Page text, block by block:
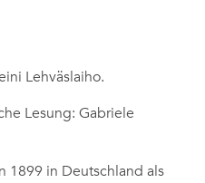
Lehväslaiho.
Lesung: Gabriele
1899 in Deutschland als